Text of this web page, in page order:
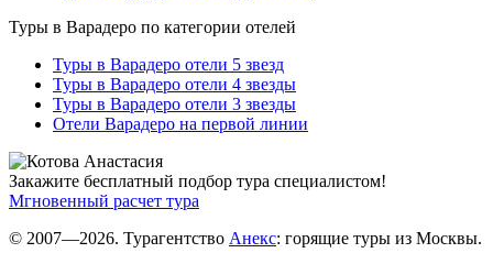
Туры в Варадеро по категории отелей
Туры в Варадеро отели 5 звезд
Туры в Варадеро отели 4 звезды
Туры в Варадеро отели 3 звезды
Отели Варадеро на первой линии
Закажите бесплатный подбор тура специалистом!
Мгновенный расчет тура
© 2007—2026. Турагентство Анекс: горящие туры из Москвы.